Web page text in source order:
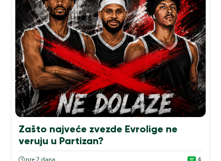
Zašto najveće zvezde Evrolige ne
veruju u Partizan?